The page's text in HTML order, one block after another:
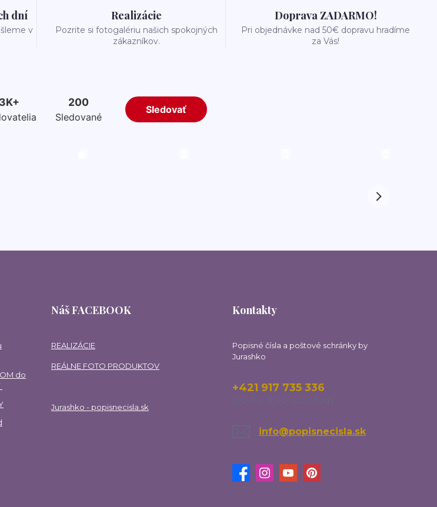
dní
v
Realizácie
Pozrite si fotogalériu našich spokojných
zákazníkov.
Doprava ZADARMO!
Pri objednávke nad 50€ dopravu hradíme
za Vás!
do
Náš FACEBOOK
REALIZÁCIE
REÁLNE FOTO PRODUKTOV
Jurashko - popisnecisla.sk
Kontakty
Popisné čísla a poštové schránky by
Jurashko
+421 917 735 336
info@popisnecisla.sk